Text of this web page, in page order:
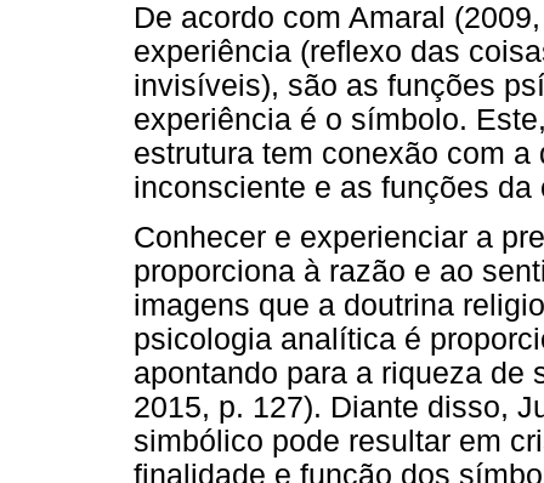
De acordo com Amaral
experiência (reflexo das
invisíveis), são as funções
experiência é o símbolo.
estrutura tem conexão com
inconsciente e as funções da
Conhecer e experienciar a
proporciona à razão e ao
imagens que a doutrina
psicologia analítica é
apontando para a riqueza de
2015, p. 127). Diante disso,
simbólico pode resultar em
finalidade e função dos